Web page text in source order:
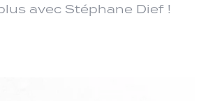
avec Stéphane Dief !